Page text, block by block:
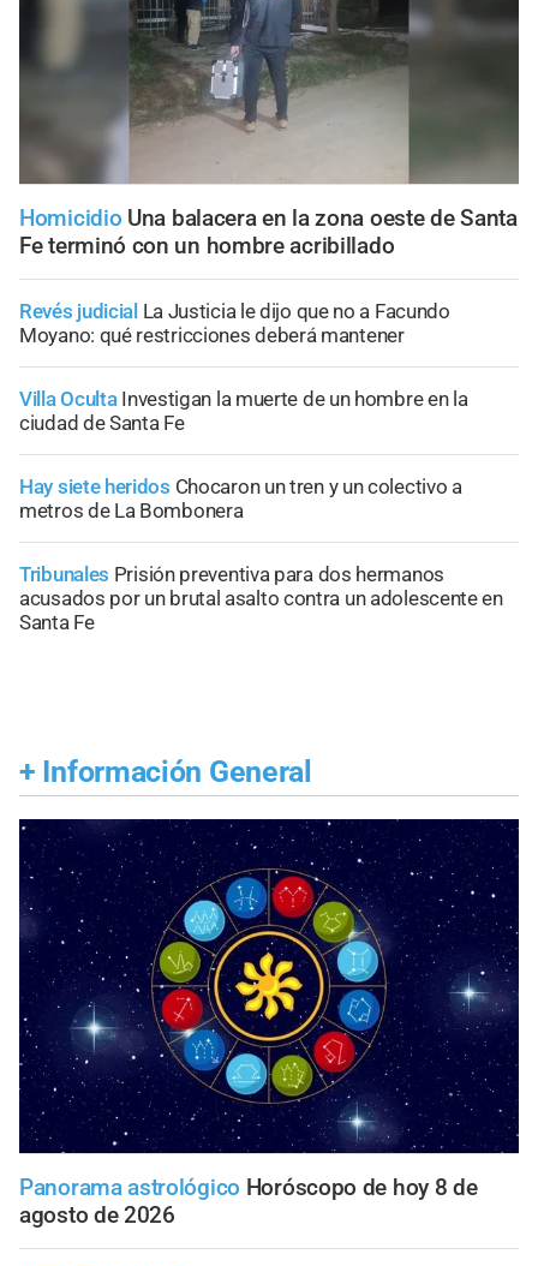
Homicidio Una balacera en la zona oeste de Santa
Fe terminó con un hombre acribillado
Revés judicial La Justicia le dijo que no a Facundo
Moyano: qué restricciones deberá mantener
Villa Oculta Investigan la muerte de un hombre en la
ciudad de Santa Fe
Hay siete heridos Chocaron un tren y un colectivo a
metros de La Bombonera
Tribunales Prisión preventiva para dos hermanos
acusados por un brutal asalto contra un adolescente en
Santa Fe
+ Información General
Panorama astrológico Horóscopo de hoy 8 de
agosto de 2026